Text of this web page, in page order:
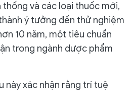
và các loại thuốc mới,
ý tưởng đến thử nghiệm
10 năm, một tiêu chuẩn
trong ngành dược phẩm
này xác nhận rằng trí tuệ